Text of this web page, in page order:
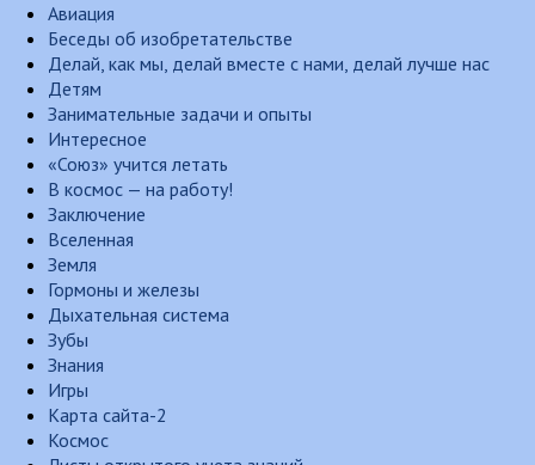
Авиация
Беседы об изобретательстве
Делай, как мы, делай вместе с нами, делай лучше нас
Детям
Занимательные задачи и опыты
Интересное
«Союз» учится летать
В космос — на работу!
Заключение
Вселенная
Земля
Гормоны и железы
Дыхательная система
Зубы
Знания
Игры
Карта сайта-2
Космос